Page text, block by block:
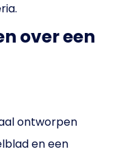
over een
ontworpen
en een